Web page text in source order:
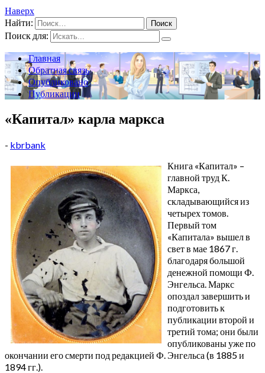
Наверх
Найти:
Поиск для:
Главная
Обратная связь
Опубликовано
Публикации
«Капитал» карла маркса
- kbrbank
Книга «Капитал» –
главной труд К.
Маркса,
складывающийся из
четырех томов.
Первый том
«Капитала» вышел в
свет в мае 1867 г.
благодаря большой
денежной помощи Ф.
Энгельса. Маркс
опоздал завершить и
подготовить к
публикации второй и
третий тома; они были
опубликованы уже по
окончании его смерти под редакцией Ф. Энгельса (в 1885 и
1894 гг.).